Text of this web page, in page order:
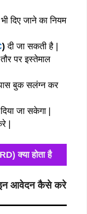
दिए जाने का नियम
)दी जा सकती है |
पर इस्तेमाल
बुक सलंग्न कर
जा सकेगा |
|
क्या होता है
आवेदन कैसे करे